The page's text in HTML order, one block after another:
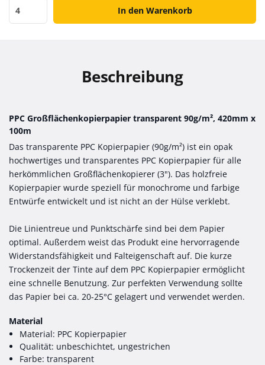
In den Warenkorb
Beschreibung
PPC Großflächenkopierpapier transparent 90g/m², 420mm x
100m
Das transparente PPC Kopierpapier (90g/m²) ist ein opak
hochwertiges und transparentes PPC Kopierpapier für alle
herkömmlichen Großflächenkopierer (3"). Das holzfreie
Kopierpapier wurde speziell für monochrome und farbige
Entwürfe entwickelt und ist nicht an der Hülse verklebt.
Die Linientreue und Punktschärfe sind bei dem Papier
optimal. Außerdem weist das Produkt eine hervorragende
Widerstandsfähigkeit und Falteigenschaft auf. Die kurze
Trockenzeit der Tinte auf dem PPC Kopierpapier ermöglicht
eine schnelle Benutzung. Zur perfekten Verwendung sollte
das Papier bei ca. 20-25°C gelagert und verwendet werden.
Material
Material: PPC Kopierpapier
Qualität: unbeschichtet, ungestrichen
Farbe: transparent